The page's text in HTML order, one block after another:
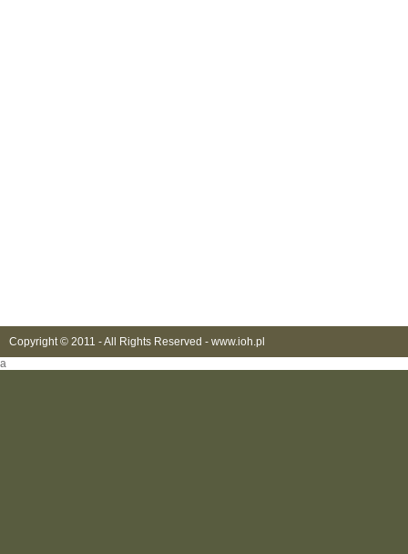
Copyright © 2011 - All Rights Reserved - www.ioh.pl
a